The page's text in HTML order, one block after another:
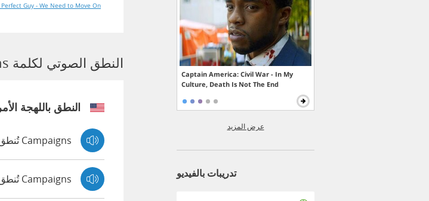
Guy - We Need to Move On
النطق الصوتي لكلمة Campaigns
النطق باللهجة
Campaigns تُنطق Ivy
Campaigns تُنطق Joanna
Captain America: Civil War - In My
Culture, Death Is Not The End
عرض المزيد
تدريبات بالفيديو